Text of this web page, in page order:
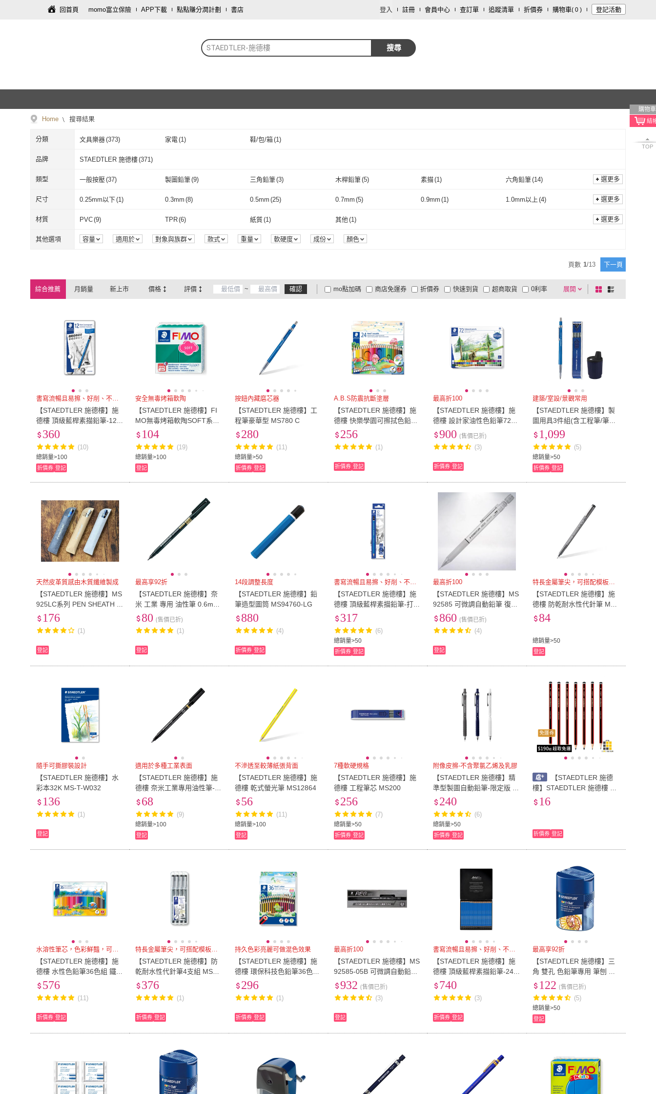
回首頁 momo富立保險 APP下載 點點賺分潤計劃 書店 登入 註冊 會員中心 查訂單 追蹤清單 折價券 購物車( 0 ) 登記活動
STAEDTLER-施德樓 搜尋
購物車
TOP
Home 搜尋結果
分類 文具樂器(373) 家電 (1) 鞋/包/箱(1)
品牌 STAEDTLER 施德樓(371)
STAEDTLER 施德樓
類型 一般按壓(37) 製圖鉛筆(9) 三角鉛筆(3) 木桿鉛筆(5) 素描(1) 六角鉛筆(14)
手動(12 ) 沾黏(3)
一般按壓(37 製圖鉛筆 三角鉛筆 木桿鉛筆 六角鉛筆
手動 沾黏
取消 選更多
尺寸 0.25mm以下(1) 0.3mm (8) 0.5mm (25) 0.7mm (5) 0.9mm (1) 1.0mm以上 (4)
16K(1) 32K(1) 其他(5) 16cm以下
F尖(1)
0.25mm以下 0.3mm 0.5mm
16K 32K( 其他(5) 16cm以下
選更多
材質 PVC(9) TPR(6) 紙質(1) 其他 (1)
PVC TPR 紙質(1) 其他
選更多
其他選項 容量 適用於 對象與族群 款式 重量 軟硬度 成份 顏色
頁數 1/13 下一頁
綜合推薦 月銷量 新上市 價格 評價 ~ 確認 展開
折價券
有影片
商品有量 電視購物
mo點加碼 快速到貨 超商取貨
大家電安心配
大家電快配
商店免運券 0利率
棋
盤
列
書寫流暢且易擦、好削、不易斷
【STAEDTLER 施德樓】施
德樓 頂級藍桿素描鉛筆-12入
鐵盒裝 MS100-G12
總銷量>100
360
(10)
折價券 登記
安全無毒烤箱軟陶
【STAEDTLER 施德樓】FI
MO無毒烤箱軟陶SOFT系列-
單塊 MS8020
總銷量>100
104
(19)
登記
按鈕內藏磨芯器
【STAEDTLER 施德樓】工
程筆豪華型 MS780 C
總銷量>50
280
(11)
折價券 登記
A.B.S防震抗斷塗層
【STAEDTLER 施德樓】施
德樓 快樂學園可擦拭色鉛筆
24色組 MS14450NC24
256
(1)
折價券 登記
最高折100
【STAEDTLER 施德樓】施
德樓 設計家油性色鉛筆72色
組 MS146C M72
900 (售價已折)
(3)
折價券 登記
建築/室設/景觀常用
【STAEDTLER 施德樓】製
圖用具3件組(含工程筆/筆芯/
磨蕊器)
總銷量>50
1,099
(5)
折價券 登記
天然皮革質感由木質纖維製成
【STAEDTLER 施德樓】MS
925LC系列 PEN SHEATH C
AMEL 筆套
176
(1)
登記
最高享92折
【STAEDTLER 施德樓】奈
米 工業 專用 油性筆 0.6mm
/支 MS319-F-黑
80 (售價已折)
(1)
登記
14段調整長度
【STAEDTLER 施德樓】鉛
筆造型圖筒 MS94760-LG
880
(4)
折價券 登記
書寫流暢且易擦、好削、不易斷
【STAEDTLER 施德樓】施
德樓 頂級藍桿素描鉛筆-打裝
12入 MS100
總銷量>50
317
(6)
折價券 登記
最高折100
【STAEDTLER 施德樓】MS
92585 可微調自動鉛筆 復刻
版860 (售價已折)
(4)
登記
特長金屬筆尖，可搭配模板使用
【STAEDTLER 施德樓】施
德樓 防乾耐水性代針筆 MS3
08
總銷量>50
84
登記
隨手可撕膠裝設計
【STAEDTLER 施德樓】水
彩本32K MS-T-W032
136
(1)
登記
適用於多種工業表面
【STAEDTLER 施德樓】施
德樓 奈米工業專用油性筆-F
MS319 F
總銷量>100
68
(9)
登記
不滲透至較薄紙張背面
【STAEDTLER 施德樓】施
德樓 乾式螢光筆 MS12864
總銷量>100
56
(11)
登記
7種軟硬規格
【STAEDTLER 施德樓】施
德樓 工程筆芯 MS200
總銷量>50
256
(7)
折價券 登記
附像皮擦-不含聚氯乙烯及乳膠
【STAEDTLER 施德樓】精
準型製圖自動鉛筆-限定版 M
S92515
總銷量>50
240
(6)
折價券 登記
免運券
【STAEDTLER 施德
樓】STAEDTLER 施德樓 經
典鉛筆 MS110【九乘九文
製
16
折價券 登記
水溶性筆芯，色彩鮮豔，可做混色
【STAEDTLER 施德樓】施
德樓 水性色鉛筆36色組 鐵盒
裝 MS14410M36
576
(11)
折價券 登記
特長金屬筆尖，可搭配模板使用
【STAEDTLER 施德樓】防
乾耐水性代針筆4支組 MS30
8 376
(1)
折價券 登記
持久色彩亮麗可做混色效果
【STAEDTLER 施德樓】施
德樓 環保科技色鉛筆36色組
MS185-CD36
296
(1)
折價券 登記
最高折100
【STAEDTLER 施德樓】MS
92585-05B 可微調自動鉛筆
0.5-黑色
932 (售價已折)
(3)
登記
書寫流暢且易擦、好削、不易斷
【STAEDTLER 施德樓】施
德樓 頂級藍桿素描鉛筆-24入
鐵盒裝 MS100-G24
740
(3)
折價券 登記
最高享92折
【STAEDTLER 施德樓】三
角 雙孔 色鉛筆專用 筆刨 削
筆器 削筆機 /個 MS512128
總銷量>50
122 (售價已折)
(5)
登記